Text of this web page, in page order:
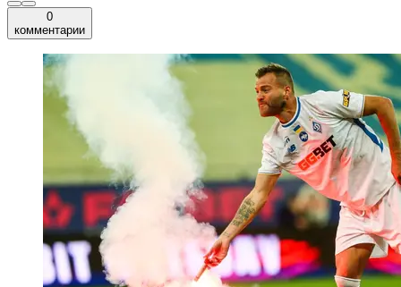
0
комментарии